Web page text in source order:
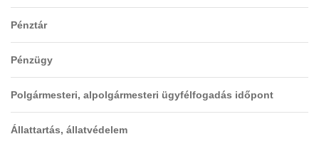
Pénztár
Pénzügy
Polgármesteri, alpolgármesteri ügyfélfogadás időpont
Állattartás, állatvédelem